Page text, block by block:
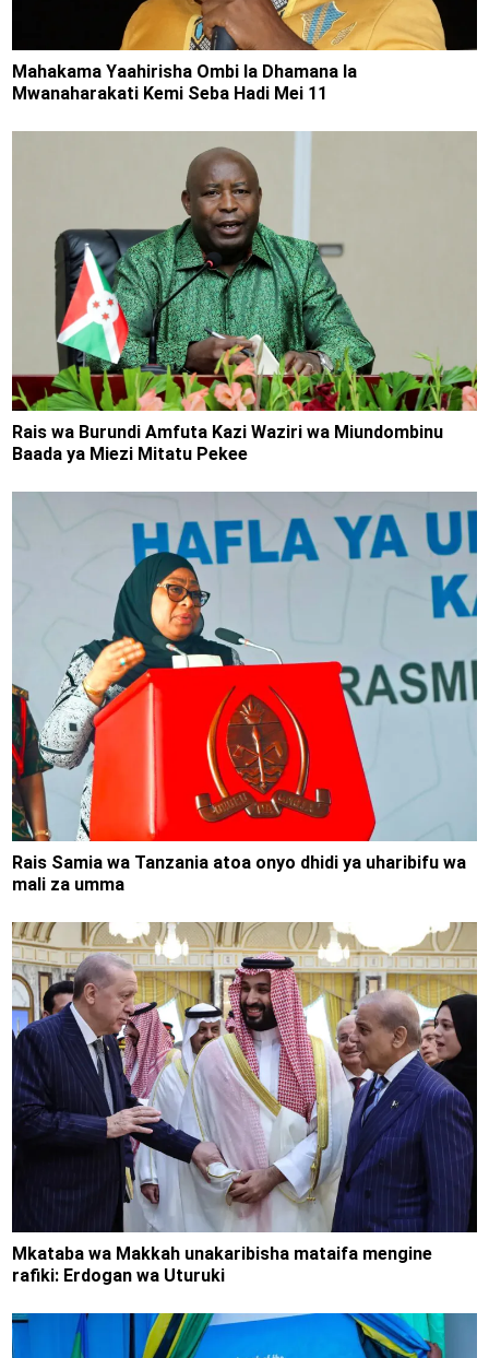
Mahakama Yaahirisha Ombi la Dhamana la
Mwanaharakati Kemi Seba Hadi Mei 11
Rais wa Burundi Amfuta Kazi Waziri wa Miundombinu
Baada ya Miezi Mitatu Pekee
Rais Samia wa Tanzania atoa onyo dhidi ya uharibifu wa
mali za umma
Mkataba wa Makkah unakaribisha mataifa mengine
rafiki: Erdogan wa Uturuki